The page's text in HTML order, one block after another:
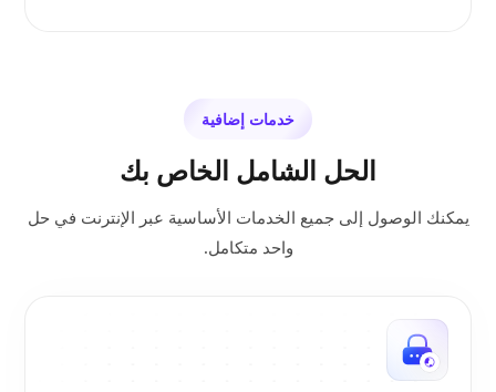
خدمات إضافية
الحل الشامل الخاص بك
يمكنك الوصول إلى جميع الخدمات الأساسية عبر الإنترنت في حل
واحد متكامل.